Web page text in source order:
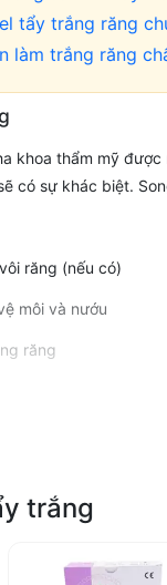
tẩy trắng răng
làm trắng răng
khoa thẩm mỹ
có sự khác biệt.
răng (nếu có)
môi và nướu
răng
trắng răng
trắng răng, các
trắng